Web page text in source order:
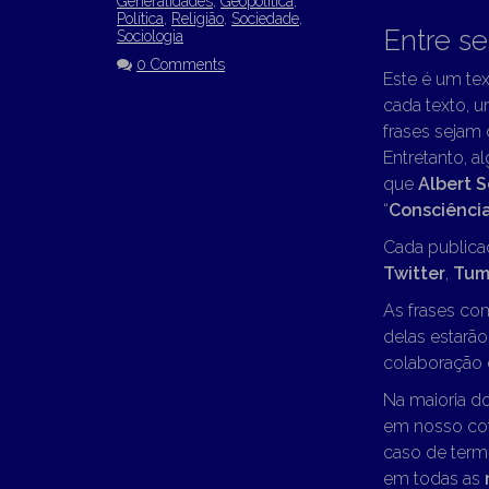
Política
Religião Sociedade
Sociologia
0 Comments
Entre
Este é um
cada texto,
frases
Entretanto,
que Albert
“
Cada
Twitter,
As frases
delas
colaboração
Na maioria
em nosso
caso de
em todas as